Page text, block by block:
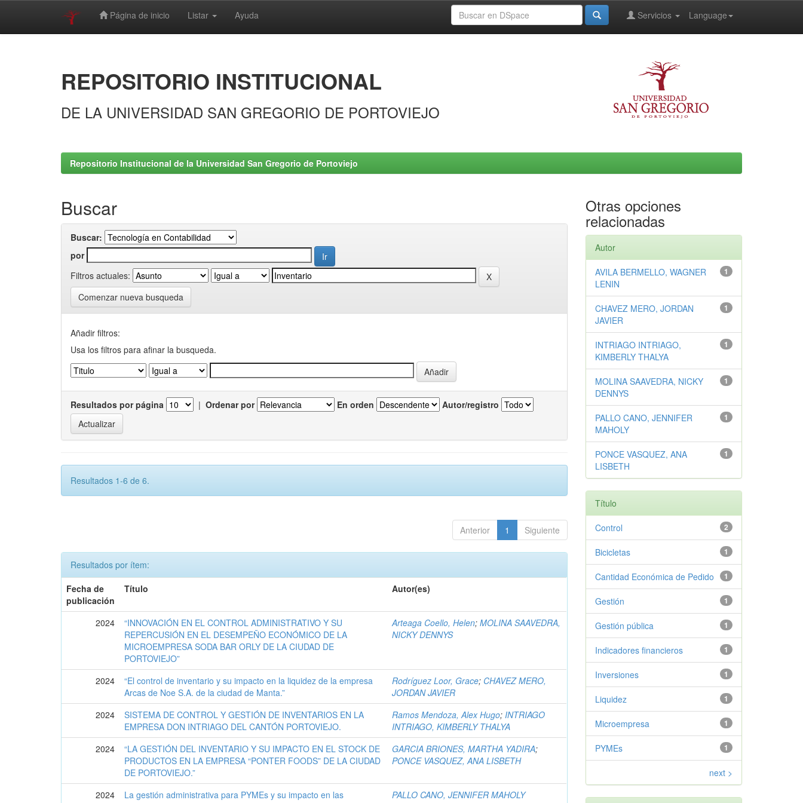
Página de inicio Listar Ayuda Language
Servicios
REPOSITORIO INSTITUCIONAL
DE LA UNIVERSIDAD SAN GREGORIO DE PORTOVIEJO
Repositorio Institucional de la Universidad San Gregorio de Portoviejo
Buscar
Buscar:
por
Filtros actuales:
Comenzar nueva busqueda
Añadir filtros:
Usa los filtros para afinar la busqueda.
Resultados por página | Ordenar por En orden Autor/registro
Resultados 1-6 de 6.
Anterior 1 Siguiente
Resultados por ítem:
Fecha de
publicación
Título Autor(es)
2024
“INNOVACIÓN EN EL CONTROL ADMINISTRATIVO Y SU
REPERCUSIÓN EN EL DESEMPEÑO ECONÓMICO DE LA
MICROEMPRESA SODA BAR ORLY DE LA CIUDAD DE
PORTOVIEJO”
Arteaga Coello, Helen;MOLINA SAAVEDRA,
NICKY DENNYS
2024
“El control de inventario y su impacto en la liquidez de la empresa
Arcas de Noe S.A. de la ciudad de Manta.”
Rodríguez Loor, Grace; CHAVEZ MERO,
JORDAN JAVIER
2024
SISTEMA DE CONTROL Y GESTIÓN DE INVENTARIOS EN LA
EMPRESA DON INTRIAGO DEL CANTÓN PORTOVIEJO.
Ramos Mendoza, Alex Hugo;INTRIAGO
INTRIAGO, KIMBERLY THALYA
2024
“LA GESTIÓN DEL INVENTARIO Y SU IMPACTO EN EL STOCK DE
PRODUCTOS EN LA EMPRESA “PONTER FOODS” DE LA CIUDAD
DE PORTOVIEJO.”
GARCIA BRIONES, MARTHA YADIRA;
PONCE VASQUEZ, ANA LISBETH
2024
La gestión administrativa para PYMEs y su impacto en las
PALLO CANO, JENNIFER MAHOLY
Otras opciones
relacionadas
Autor
1
AVILA BERMELLO, WAGNER
LENIN
1
CHAVEZ MERO, JORDAN
JAVIER
1
INTRIAGO INTRIAGO,
KIMBERLY THALYA
1
MOLINA SAAVEDRA, NICKY
DENNYS
1
PALLO CANO, JENNIFER
MAHOLY
1
PONCE VASQUEZ, ANA
LISBETH
Título
2
Control
1
Bicicletas
1
Cantidad Económica de Pedido
1
Gestión
1
Gestión pública
1
Indicadores financieros
1
Inversiones
1
Liquidez
1
Microempresa
1
PYMEs
next >